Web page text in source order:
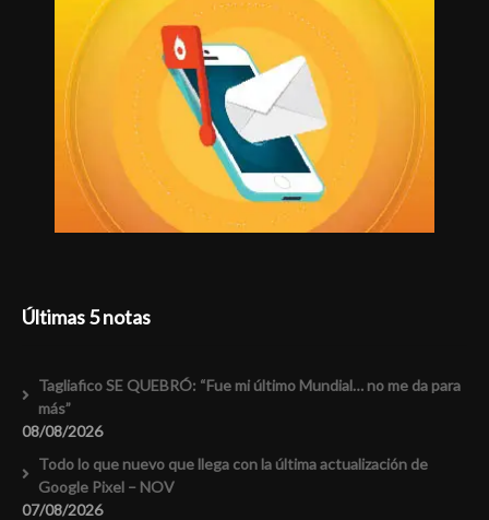
Últimas 5 notas
Tagliafico SE QUEBRÓ: “Fue mi último Mundial… no me da para
más”
08/08/2026
Todo lo que nuevo que llega con la última actualización de
Google Pixel – NOV
07/08/2026